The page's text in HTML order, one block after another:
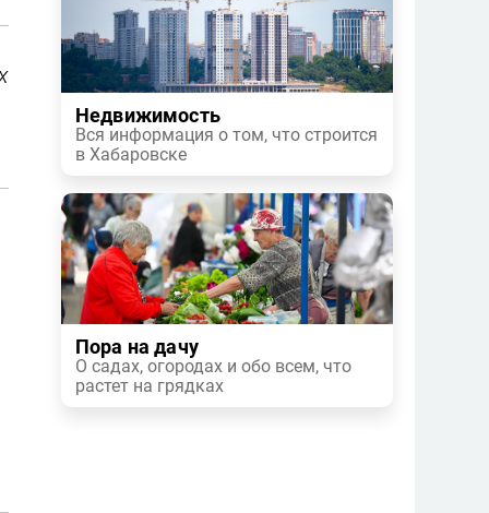
Недвижимость
Вся информация о том, что строится
в Хабаровске
Пора на дачу
О садах, огородах и обо всем, что
растет на грядках